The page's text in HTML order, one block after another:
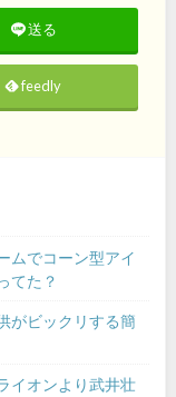
送る
feedly
ムでコーン型アイ
てた？
がビックリする簡
イオンより武井壮